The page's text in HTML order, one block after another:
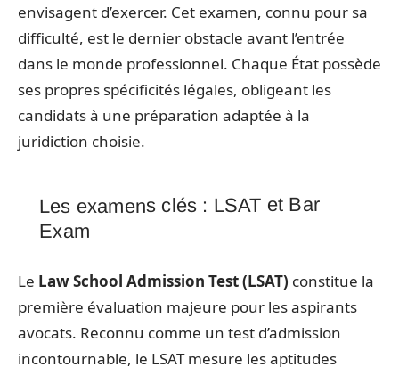
envisagent d’exercer. Cet examen, connu pour sa
difficulté, est le dernier obstacle avant l’entrée
dans le monde professionnel. Chaque État possède
ses propres spécificités légales, obligeant les
candidats à une préparation adaptée à la
juridiction choisie.
Les examens clés : LSAT et Bar
Exam
Le Law School Admission Test (LSAT) constitue la
première évaluation majeure pour les aspirants
avocats. Reconnu comme un test d’admission
incontournable, le LSAT mesure les aptitudes